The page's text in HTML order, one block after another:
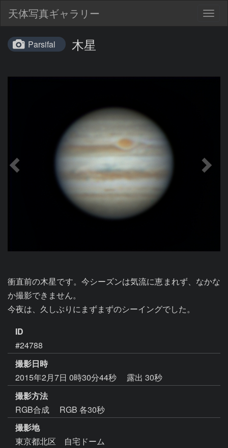
天体写真ギャラリー
Parsifal 木星
衝直前の木星です。今シーズンは気流に恵まれず、なかな
か撮影できません。
今夜は、久しぶりにまずまずのシーイングでした。
ID
#24788
撮影日時
2015年2月7日 0時30分44秒
露出 30秒
撮影方法
RGB合成 RGB 各30秒
撮影地
東京都北区 自宅ドーム